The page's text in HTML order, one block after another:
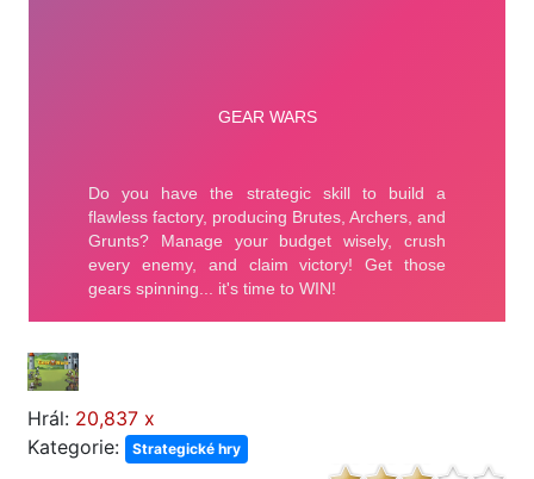
Hrál: 20,837 x
Kategorie:
Strategické hry